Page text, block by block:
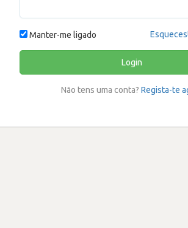
Manter-me ligado
Login
Não tens uma conta? Regista-te